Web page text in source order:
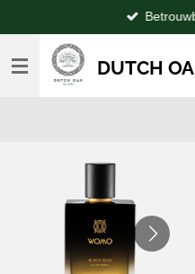
direct
naar
hoofdinhoud
DUTCH